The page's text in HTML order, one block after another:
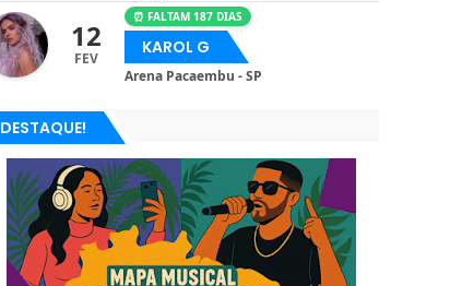
12
FEV
⏰ FALTAM 187 DIAS
KAROL G
Arena Pacaembu - SP
DESTAQUE!